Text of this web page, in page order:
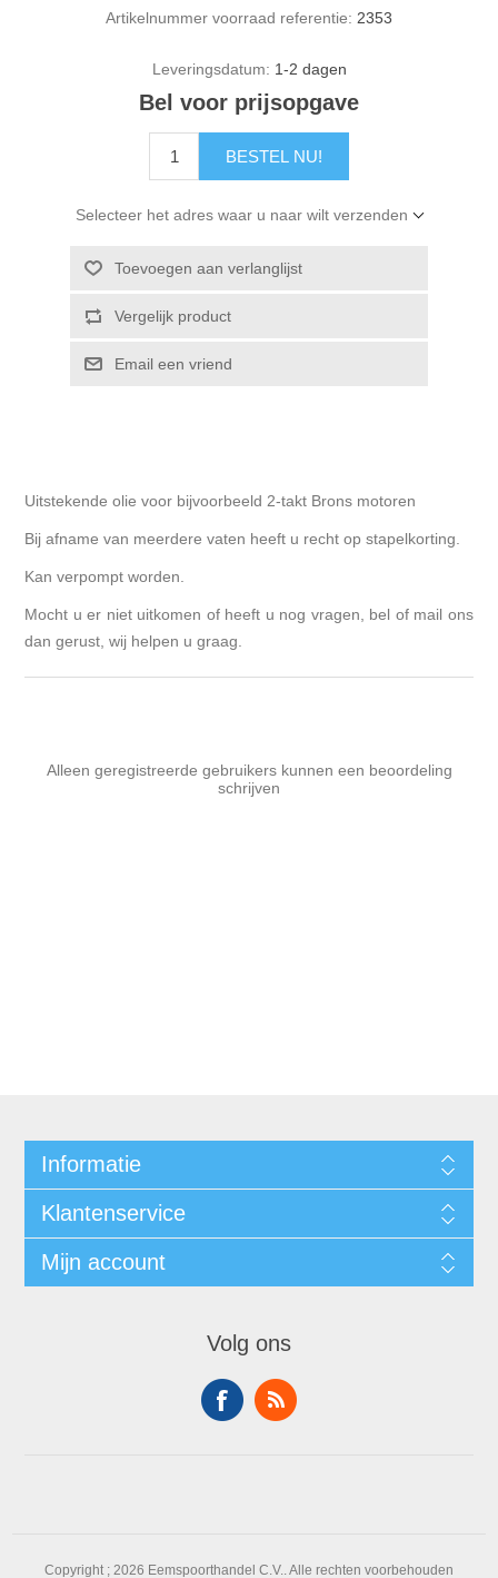
Artikelnummer voorraad referentie: 2353
Leveringsdatum: 1-2 dagen
Bel voor prijsopgave
BESTEL NU!
Selecteer het adres waar u naar wilt verzenden
Toevoegen aan verlanglijst
Vergelijk product
Email een vriend
Uitstekende olie voor bijvoorbeeld 2-takt Brons motoren
Bij afname van meerdere vaten heeft u recht op stapelkorting.
Kan verpompt worden.
Mocht u er niet uitkomen of heeft u nog vragen, bel of mail ons
dan gerust, wij helpen u graag.
Alleen geregistreerde gebruikers kunnen een beoordeling
schrijven
Informatie
Klantenservice
Mijn account
Volg ons
Copyright ; 2026 Eemspoorthandel C.V.. Alle rechten voorbehouden